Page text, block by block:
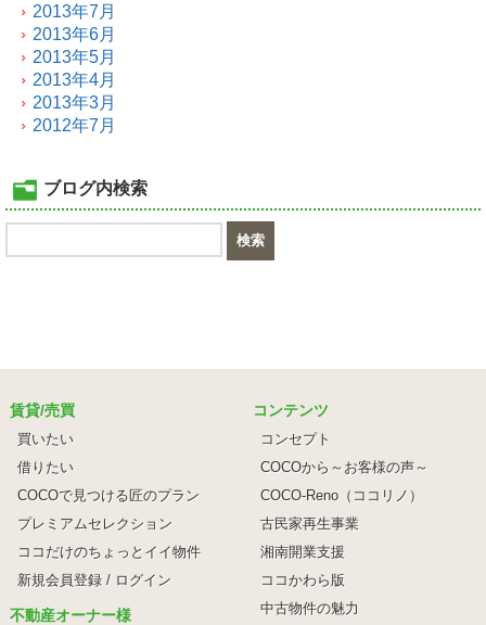
2013年7月
2013年6月
2013年5月
2013年4月
2013年3月
2012年7月
ブログ内検索
賃貸/売買
買いたい
借りたい
COCOで見つける匠のプラン
プレミアムセレクション
ココだけのちょっとイイ物件
新規会員登録 / ログイン
不動産オーナー様
コンテンツ
コンセプト
COCOから～お客様の声～
COCO-Reno（ココリノ）
古民家再生事業
湘南開業支援
ココかわら版
中古物件の魅力